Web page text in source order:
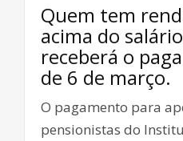
Quem tem
acima do
receberá o
de 6 de março.
O pagamento para
pensionistas do